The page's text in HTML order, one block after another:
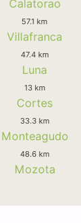
Calatorao
57.1 km
Villafranca
47.4 km
Luna
13 km
Cortes
33.3 km
Monteagudo
48.6 km
Mozota